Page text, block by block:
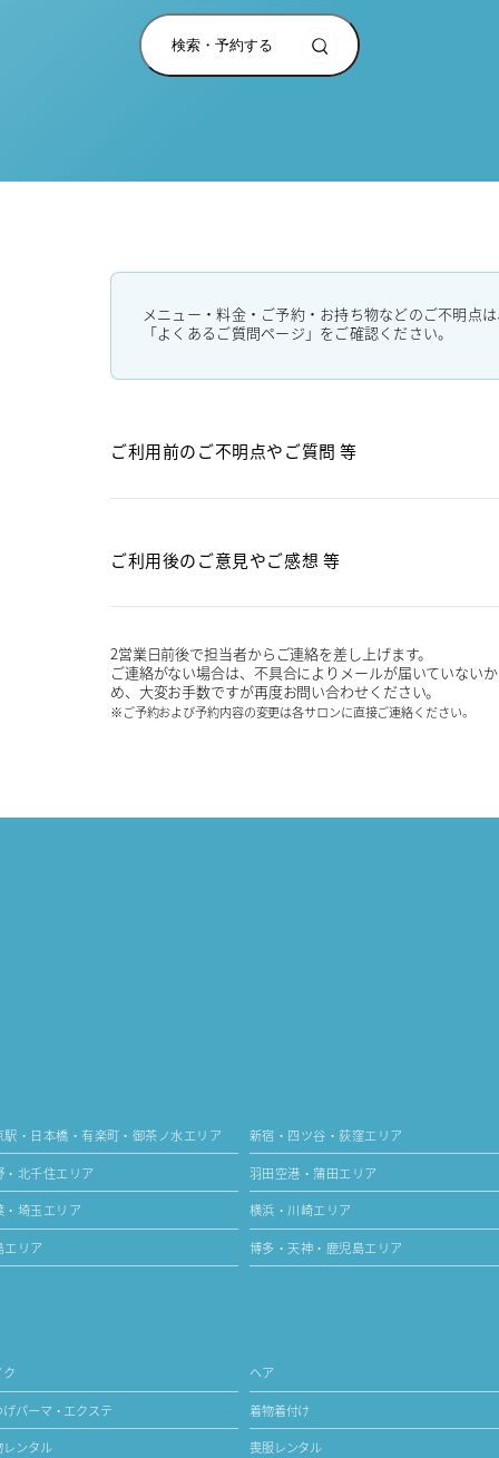
検索・予約する
メニュー・料金・ご予約・お持ち物などのご不明点
「よくあるご質問ページ」をご確認ください。
ご利用前のご不明点やご質問 等
ご利用後のご意見やご感想 等
2営業日前後で担当者からご連絡を差し上げます。
ご連絡がない場合は、不具合によりメールが届いていない
め、大変お手数ですが再度お問い合わせください。
※ご予約および予約内容の変更は各サロンに直接ご連絡ください。
駅・日本橋・有楽町・御茶ノ水エリア 新宿・四ツ谷・荻窪エリア
・北千住エリア 羽田空港・蒲田エリア
・埼玉エリア 横浜・川崎エリア
エリア 博多・天神・鹿児島エリア
ク ヘア
げパーマ・エクステ 着物着付け
レンタル 喪服レンタル